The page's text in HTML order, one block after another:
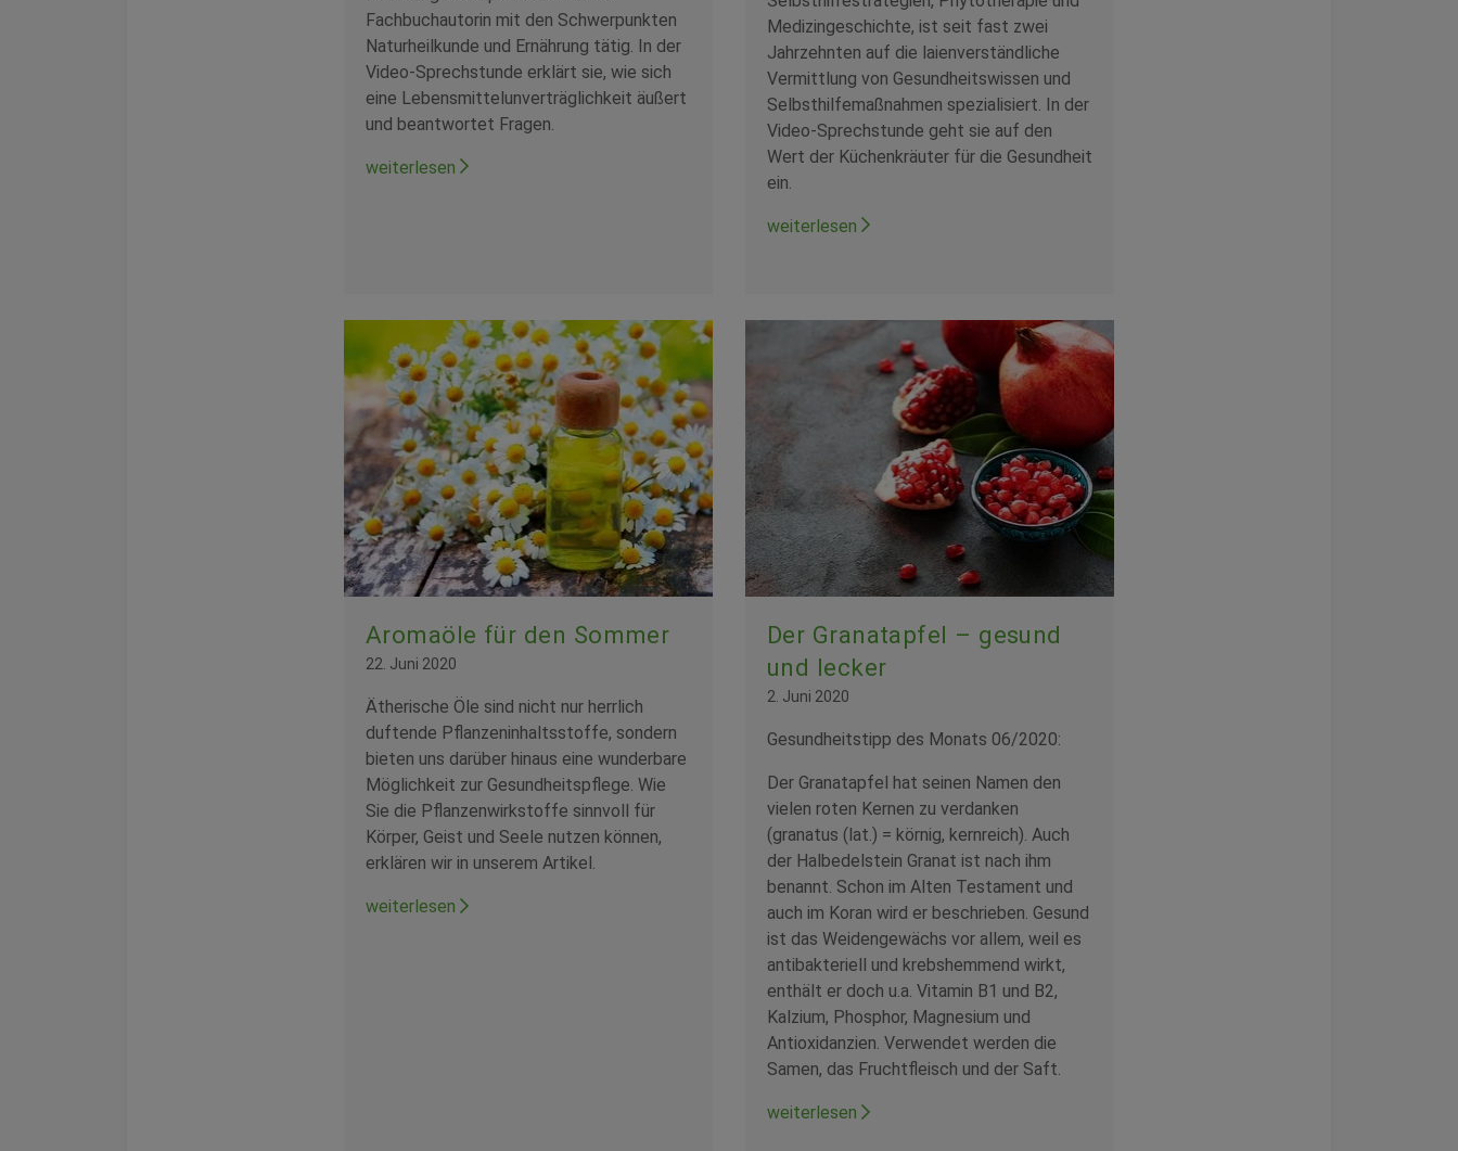
Fachbuchautorin mit den Schwerpunkten
Naturheilkunde und Ernährung tätig. In der
Video-Sprechstunde erklärt sie, wie sich
eine Lebensmittelunverträglichkeit äußert
und beantwortet Fragen.
weiterlesen
Medizingeschichte, ist seit fast zwei
Jahrzehnten auf die laienverständliche
Vermittlung von Gesundheitswissen und
Selbsthilfemaßnahmen spezialisiert. In der
Video-Sprechstunde geht sie auf den
Wert der Küchenkräuter für die Gesundheit
ein.
weiterlesen
Aromaöle für den Sommer
22. Juni 2020
Ätherische Öle sind nicht nur herrlich
duftende Pflanzeninhaltsstoffe, sondern
bieten uns darüber hinaus eine wunderbare
Möglichkeit zur Gesundheitspflege. Wie
Sie die Pflanzenwirkstoffe sinnvoll für
Körper, Geist und Seele nutzen können,
erklären wir in unserem Artikel.
weiterlesen
Der Granatapfel – gesund
und lecker
2. Juni 2020
Gesundheitstipp des Monats 06/2020:
Der Granatapfel hat seinen Namen den
vielen roten Kernen zu verdanken
(granatus (lat.) = körnig, kernreich). Auch
der Halbedelstein Granat ist nach ihm
benannt. Schon im Alten Testament und
auch im Koran wird er beschrieben. Gesund
ist das Weidengewächs vor allem, weil es
antibakteriell und krebshemmend wirkt,
enthält er doch u.a. Vitamin B1 und B2,
Kalzium, Phosphor, Magnesium und
Antioxidanzien. Verwendet werden die
Samen, das Fruchtfleisch und der Saft.
weiterlesen